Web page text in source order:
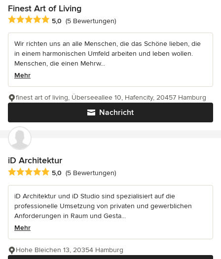
Finest Art of Living
Durchschnittliche Bewertung: 5 von 5 Sternen
5,0 (5 Bewertungen)
Wir richten uns an alle Menschen, die das Schöne lieben, die
in einem harmonischen Umfeld arbeiten und leben wollen.
Menschen, die einen Mehrw...
Mehr
Nachricht
finest art of living, Überseeallee 10, Hafencity, 20457 Hamburg
iD Architektur
Durchschnittliche Bewertung: 5 von 5 Sternen
5,0 (5 Bewertungen)
iD Architektur und iD Studio sind spezialisiert auf die
professionelle Umsetzung von privaten und gewerblichen
Anforderungen in Raum und Gesta...
Mehr
Hohe Bleichen 13, 20354 Hamburg